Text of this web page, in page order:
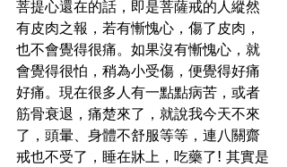
菩提心還在的話，即是菩薩戒的人縱然
有皮肉之報，若有慚愧心，傷了皮肉，
也不會覺得很痛。如果沒有慚愧心，就
會覺得很怕，稍為小受傷，便覺得好痛
好痛。現在很多人有一點點病苦，或者
筋骨衰退，痛楚來了，就說我今天不來
了，頭暈、身體不舒服等等，連八關齋
戒也不受了，睡在牀上，吃藥了! 其實是